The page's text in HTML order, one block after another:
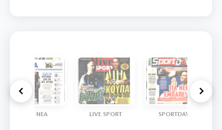
ΤΑ ΝΕΑ LIVE SPORT SPORTDAY